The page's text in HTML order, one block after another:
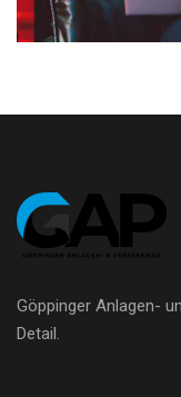
Göppinger Anlagen-
Detail.